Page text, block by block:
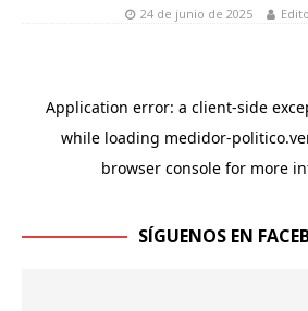
24 de junio de 2025
SÍGUENOS EN